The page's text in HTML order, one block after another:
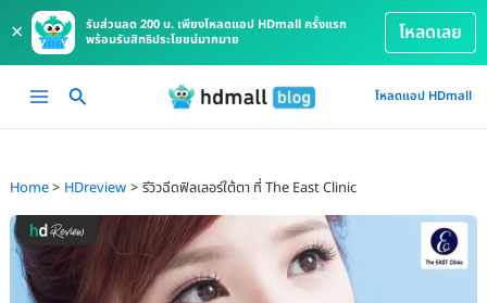
×
รับส่วนลด 200 บ. เพียงโหลดแอป HDmall ครั้งแรก
พร้อมรับสิทธิประโยชน์มากมาย
โหลดเลย
Main
โหลดแอป HDmall
Home HDreview รีวิวฉีดฟิลเลอร์ใต้ตา ที่ The East Clinic